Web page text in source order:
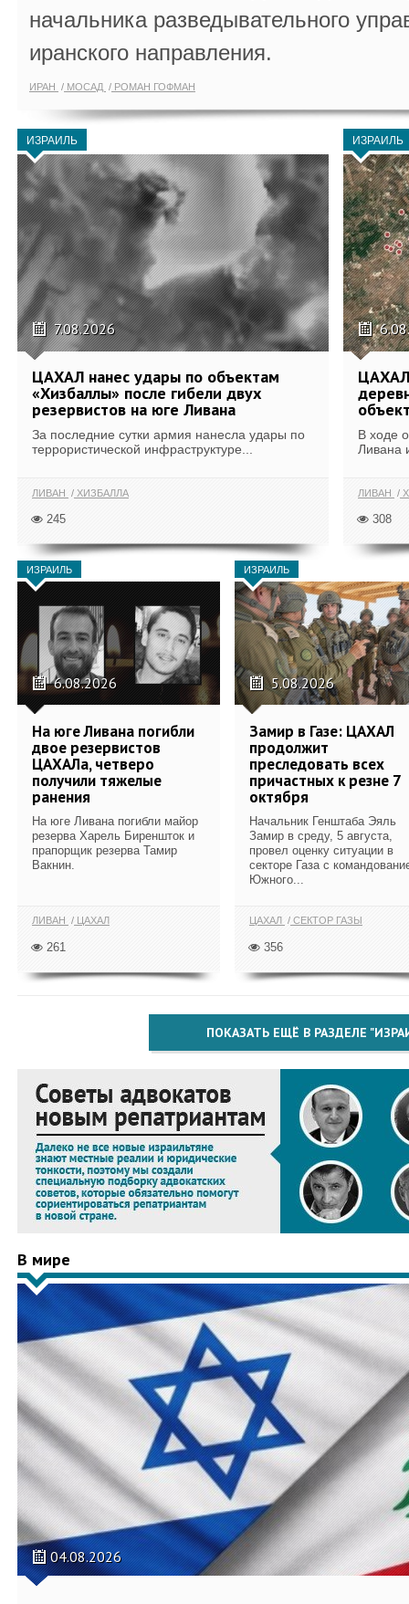
начальника разведывательного
иранского направления.
ИРАН МОСАД РОМАН ГОФМАН
ИЗРАИЛЬ
7.08.2026
ЦАХАЛ нанес удары по объектам
«Хизбаллы» после гибели двух
резервистов на юге Ливана
За последние сутки армия нанесла удары по
террористической инфраструктуре...
ЛИВАН ХИЗБАЛЛА
245
ИЗРАИЛЬ
В ходе
Ливана
ЛИВАН
308
ИЗРАИЛЬ
6.08.2026
На юге Ливана погибли
двое резервистов
ЦАХАЛа, четверо
получили тяжелые
ранения
На юге Ливана погибли майор
резерва Харель Биреншток и
прапорщик резерва Тамир
Вакнин.
ЛИВАН ЦАХАЛ
261
ИЗРАИЛЬ
5.08.2026
Замир в Газе: ЦАХАЛ
продолжит
преследовать всех
причастных к резне 7
октября
Начальник Генштаба Эяль
Замир в среду, 5 августа,
провел оценку ситуации в
секторе Газа с
Южного...
ЦАХАЛ СЕКТОР ГАЗЫ
356
ПОКАЗАТЬ ЕЩЁ В РАЗДЕЛЕ
В мире
04.08.2026